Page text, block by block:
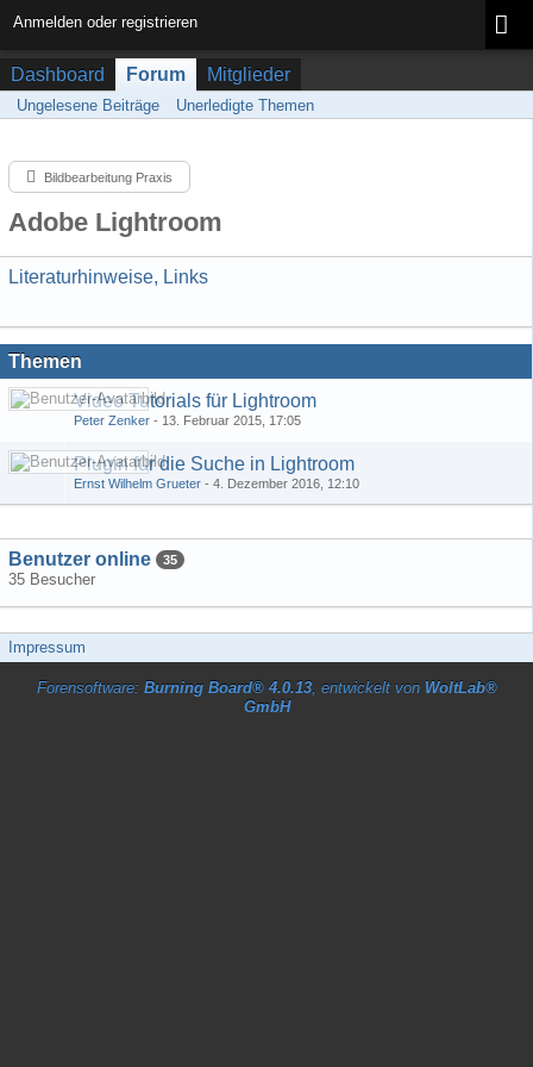
Anmelden oder registrieren
Dashboard Forum Mitglieder
Ungelesene Beiträge Unerledigte Themen
Bildbearbeitung Praxis
Adobe Lightroom
Literaturhinweise, Links
Themen
Video Tutorials für Lightroom
Peter Zenker - 13. Februar 2015, 17:05
Plugin für die Suche in Lightroom
Ernst Wilhelm Grueter - 4. Dezember 2016, 12:10
Benutzer online 35
35 Besucher
Impressum
Forensoftware: Burning Board® 4.0.13, entwickelt von WoltLab®
GmbH